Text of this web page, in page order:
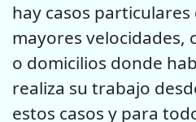
hay casos
mayores velocidades,
o domicilios donde
realiza su trabajo
estos casos y para